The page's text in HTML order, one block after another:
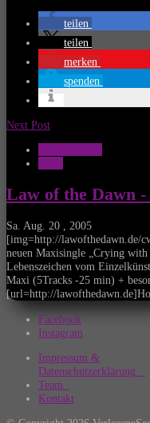
teilen
teilen
merken
spenden
Next Post
Law of the Dawn -
Sa. Aug. 20 , 2005
[img=http://lawofthedawn.de/
neuen Maxisingle „Crying with
Lebenszeichen vom
Maxi (5Tracks -25 min) +
[url=http://
Facebook
Instagram
Impressum &
Datenschutzerklärung
Team
Kontakt